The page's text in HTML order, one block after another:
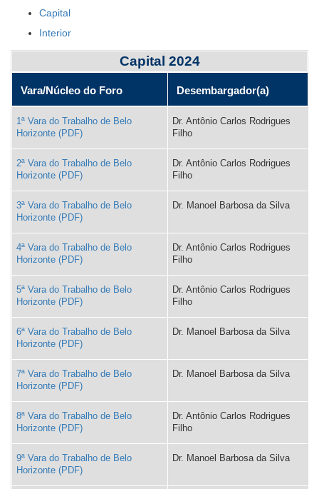
Capital
Interior
Capital 2024
Vara/Núcleo do Foro Desembargador(a)
1ª Vara do Trabalho de Belo
Horizonte
Dr. Antônio Carlos Rodrigues
Filho
2ª Vara do Trabalho de Belo
Horizonte
Dr. Antônio Carlos Rodrigues
Filho
3ª Vara do Trabalho de Belo
Horizonte
Dr. Manoel Barbosa da Silva
4ª Vara do Trabalho de Belo
Horizonte
Dr. Antônio Carlos Rodrigues
Filho
5ª Vara do Trabalho de Belo
Horizonte
Dr. Antônio Carlos Rodrigues
Filho
6ª Vara do Trabalho de Belo
Horizonte
Dr. Manoel Barbosa da Silva
7ª Vara do Trabalho de Belo
Horizonte
Dr. Manoel Barbosa da Silva
8ª Vara do Trabalho de Belo
Horizonte
Dr. Antônio Carlos Rodrigues
Filho
9ª Vara do Trabalho de Belo
Horizonte
Dr. Manoel Barbosa da Silva